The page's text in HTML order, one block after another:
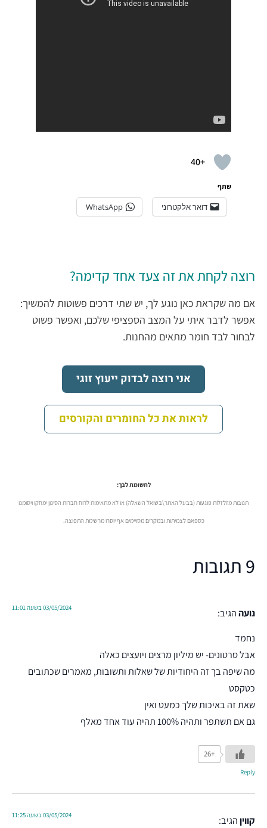
+40
שתף
דואר אלקטרוני WhatsApp
רוצה לקחת את זה צעד אחד קדימה?
אם מה שקראת כאן נוגע לך, יש שתי דרכים פשוטות להמשיך:
אפשר לדבר איתי על המצב הספציפי שלכם, ואפשר פשוט
לבחור לבד חומר מתאים מהחנות.
אני רוצה לבדוק ייעוץ זוגי
לראות את כל החומרים והקורסים
לתשומת לבך:
תגובות מזלזלות פוגעות (בבעל האתר\בשואל השאלה) או לא מתאימות לרוח חברות הסינון ימחקו ויסומנו
כספאם לצמיתות ובמקרים מסויימים אף יוסרו מרשימת התפוצה.
9 תגובות
נועההגיב: 03/05/2024 בשעה 11:01
נחמד
אבל סרטונים- יש מיליון מרצים ויועצים כאלה
מה שיפה בך זה היחודיות של שאלות ותשובות, מאמרים שכתובים
כטקסט
שאת זה באיכות שלך כמעט ואין
גם אם תשתפר ותהיה 100% תהיה עוד אחד מאלף
+26
Reply
קוויןהגיב: 03/05/2024 בשעה 11:25